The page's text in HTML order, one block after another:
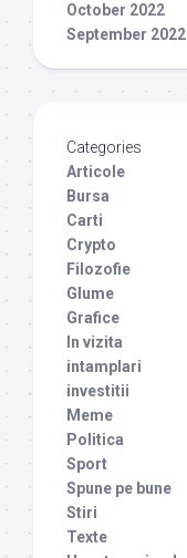
October 2022
September 2022
Categories
Articole
Bursa
Carti
Crypto
Filozofie
Glume
Grafice
In vizita
intamplari
investitii
Meme
Politica
Sport
Spune pe bune
Stiri
Texte